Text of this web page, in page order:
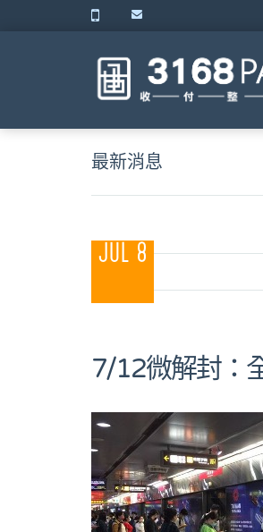
最新消息
JUL 8
7/12微解封：